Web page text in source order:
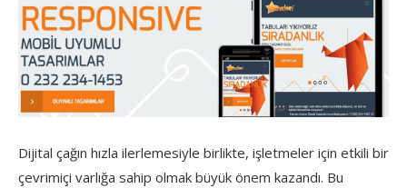
Dijital çağın hızla ilerlemesiyle birlikte, işletmeler için etkili bir
çevrimiçi varlığa sahip olmak büyük önem kazandı. Bu